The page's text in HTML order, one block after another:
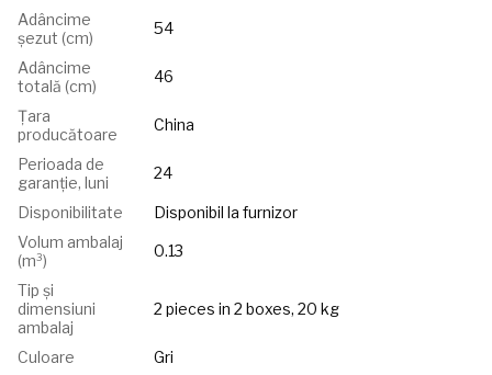
Adâncime
șezut (cm)
54
Adâncime
totală (cm)
46
Țara
producătoare
China
Perioada de
garanție, luni
24
Disponibilitate
Disponibil la furnizor
Volum ambalaj
(m³)
0.13
Tip și
dimensiuni
ambalaj
2 pieces in 2 boxes, 20 kg
Culoare
Gri